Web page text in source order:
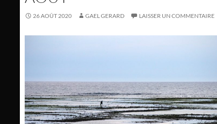
26 AOÛT 2020 GAEL GERARD LAISSER UN COMMENTAIRE